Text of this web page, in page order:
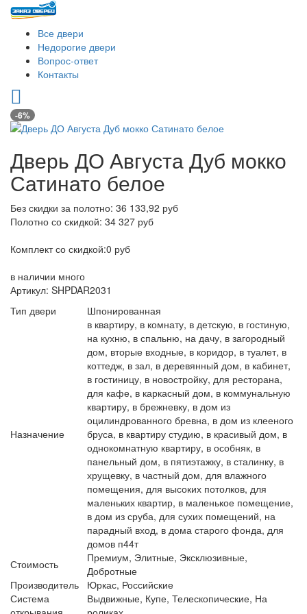
Все двери
Недорогие двери
Вопрос-ответ
Контакты
-6%
Дверь ДО Августа Дуб мокко
Сатинато белое
Без скидки за полотно: 36 133,92 руб
Полотно со скидкой: 34 327 руб
Комплект со скидкой:0 руб
в наличии много
Артикул: SHPDAR2031
Тип двери
Шпонированная
Назначение
в квартиру, в комнату, в детскую, в гостиную,
на кухню, в спальню, на дачу, в загородный
дом, вторые входные, в коридор, в туалет, в
коттедж, в зал, в деревянный дом, в кабинет,
в гостиницу, в новостройку, для ресторана,
для кафе, в каркасный дом, в коммунальную
квартиру, в брежневку, в дом из
оцилиндрованного бревна, в дом из клееного
бруса, в квартиру студию, в красивый дом, в
однокомнатную квартиру, в особняк, в
панельный дом, в пятиэтажку, в сталинку, в
хрущевку, в частный дом, для влажного
помещения, для высоких потолков, для
маленьких квартир, в маленькое помещение,
в дом из сруба, для сухих помещений, на
парадный вход, в дома старого фонда, для
домов п44т
Стоимость
Премиум, Элитные, Эксклюзивные,
Добротные
Производитель
Юркас, Российские
Система
Выдвижные, Купе, Телескопические, На